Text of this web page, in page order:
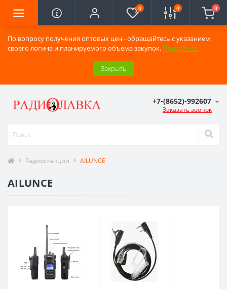
По вопросу получения оптовых цен - обращайтесь с указанием
своего логина и планируемого объема закупок. Подробнее
Закрыть
0 0 0
+7-(8652)-992607
Заказать звонок
Радиостанции AILUNCE
AILUNCE